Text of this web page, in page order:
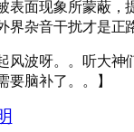
表面现象所蒙蔽，
界杂音干扰才是正路
风波呀。。听大
要脑补了。。】